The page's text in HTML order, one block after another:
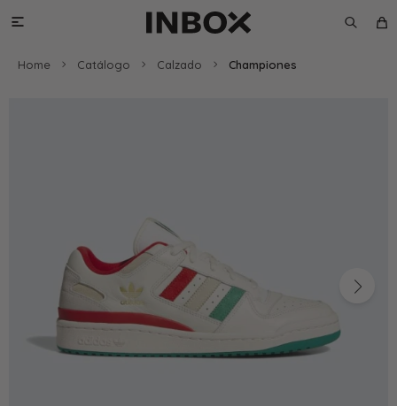

Home Catálogo Calzado Championes